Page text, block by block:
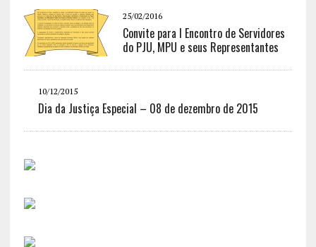
25/02/2016
Convite para I Encontro de Servidores
do PJU, MPU e seus Representantes
10/12/2015
Dia da Justiça Especial – 08 de dezembro de 2015